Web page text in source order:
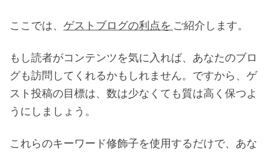
ここでは、 ゲストブログの利点を ご紹介します。
もし読者がコンテンツを気に入れば、あなたのブロ
グも訪問してくれるかもしれません。ですから、ゲ
スト投稿の目標は、数は少なくても質は高く保つよ
うにしましょう。
これらのキーワード修飾子を使用するだけで、あな